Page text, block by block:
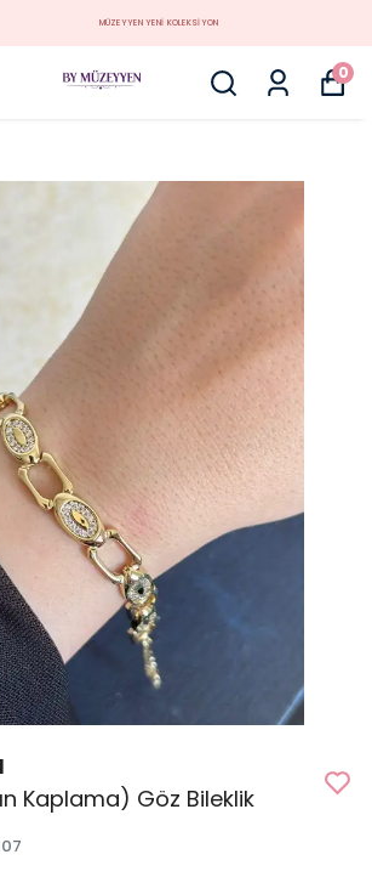
MÜZEYYEN YENİ KOLEKSİYON
0
Kaplama) Göz Bileklik